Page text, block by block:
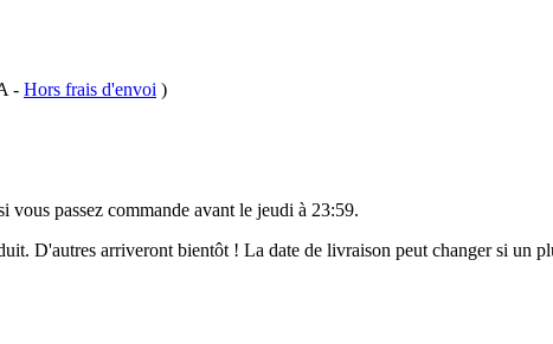
- Hors frais d'envoi )
vous passez commande avant le jeudi à 23:59.
D'autres arriveront bientôt ! La date de livraison peut changer si un